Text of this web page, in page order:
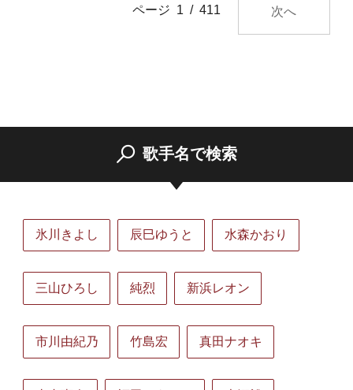
ページ 1 / 411 次へ
歌手名で検索
氷川きよし 辰巳ゆうと 水森かおり
三山ひろし 純烈 新浜レオン
市川由紀乃 竹島宏 真田ナオキ